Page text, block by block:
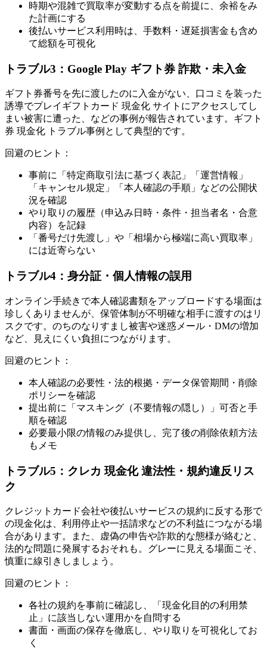
時期や混雑で買取率が変動する点を前提に、余裕をみ
た計画にする
後払いサービス利用時は、手数料・遅延損害金も含め
て総額を可視化
トラブル3：Google Play ギフト券 詐欺・未入金
ギフト券番号を先に渡したのに入金がない、口コミを装った
誘導でプレイギフトカード 現金化 サイトにアクセスしてし
まい被害に遭った、などの事例が報告されています。ギフト
券 現金化 トラブル事例として典型的です。
回避のヒント：
事前に「特定商取引法に基づく表記」「運営情報」
「キャンセル規定」「本人確認の手順」などの公開状
況を確認
やり取りの履歴（申込み日時・条件・担当者名・合意
内容）を記録
「番号だけ先渡し」や「相場から極端に高い買取率」
には近寄らない
トラブル4：身分証・個人情報の誤用
オンライン手続きで本人確認書類をアップロードする場面は
珍しくありませんが、保管体制が不明確な相手に渡すのはリ
スクです。のちのなりすまし被害や迷惑メール・DMの増加
など、見えにくい負担につながります。
回避のヒント：
本人確認の必要性・法的根拠・データ保管期間・削除
ポリシーを確認
提出前に「マスキング（不要情報の隠し）」可否と手
順を確認
必要最小限の情報のみ提供し、完了後の削除依頼方法
もメモ
トラブル5：クレカ 現金化 違法性・規約違反リス
ク
クレジットカード会社や後払いサービスの規約に反する形で
の現金化は、利用停止や一括請求などの不利益につながる場
合があります。また、虚偽の申告や詐欺的な態様が絡むと、
法的な問題に発展するおそれも。グレーに見える場面こそ、
慎重に線引きしましょう。
回避のヒント：
各社の規約を事前に確認し、「現金化目的の利用禁
止」に該当しない運用かを自問する
書面・画面の保存を徹底し、やり取りを可視化してお
く